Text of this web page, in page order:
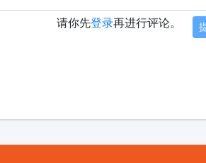
请你先登录再进行评论。